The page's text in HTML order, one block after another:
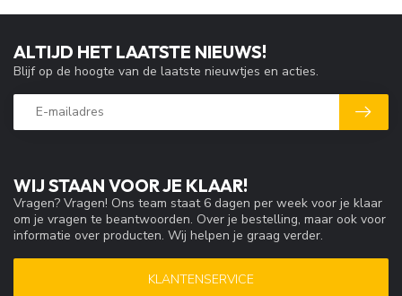
WIJ STAAN VOOR JE KLAAR!
Vragen? Vragen! Ons team staat 6 dagen per week voor je klaar
om je vragen te beantwoorden. Over je bestelling, maar ook voor
informatie over producten. Wij helpen je graag verder.
KLANTENSERVICE
ALTIJD HET LAATSTE NIEUWS!
Blijf op de hoogte van de laatste nieuwtjes en acties.